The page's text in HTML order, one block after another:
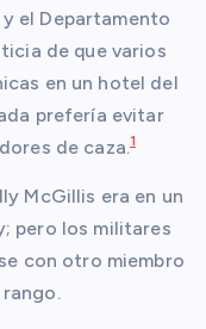
el Departamento
de que varios
en un hotel del
prefería evitar
de caza.1
McGillis era en un
pero los militares
con otro miembro